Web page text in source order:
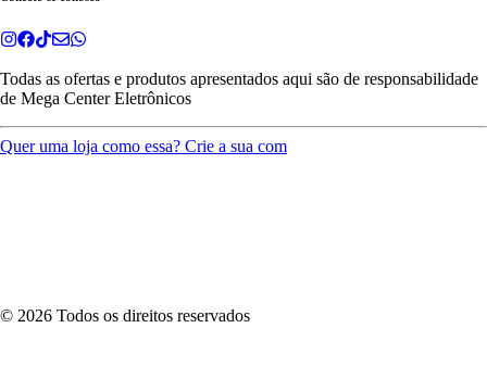
Todas as ofertas e produtos apresentados aqui são de responsabilidade
de Mega Center Eletrônicos
Quer uma loja como essa? Crie a sua com
© 2026 Todos os direitos reservados